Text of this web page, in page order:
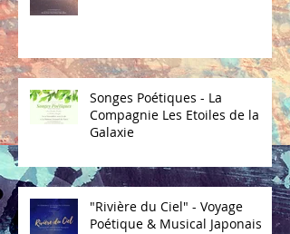
Songes Poétiques - La
Compagnie Les Etoiles de la
Galaxie
"Rivière du Ciel" - Voyage
Poétique & Musical Japonais